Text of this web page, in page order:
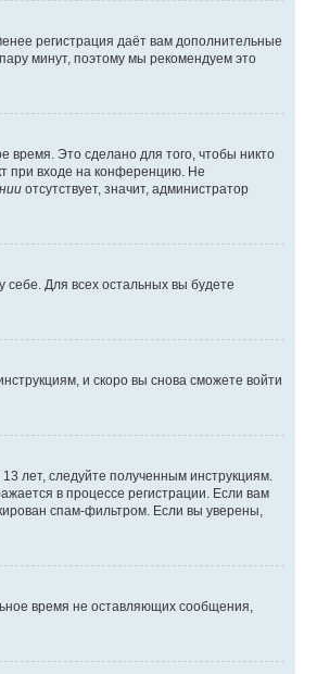
регистрация даёт вам дополнительные
минут, поэтому мы рекомендуем это
время. Это сделано для того, чтобы никто
при входе на конференцию. Не
отсутствует, значит, администратор
Для всех остальных вы будете
и скоро вы снова сможете войти
лет, следуйте полученным инструкциям.
в процессе регистрации. Если вам
спам-фильтром. Если вы уверены,
время не оставляющих сообщения,